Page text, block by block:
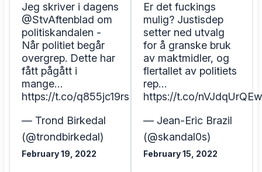
Jeg skriver i dagens
@StvAftenblad om
politiskandalen -
Når politiet begår
overgrep. Dette har
fått pågått i
mange…
https://t.co/q855jc19rs
— Trond Birkedal
(@trondbirkedal)
February 19, 2022
Er det fuckings
mulig? Justisdep
setter ned utvalg
for å granske bruk
av maktmidler, og
flertallet av politiets
rep…
https://t.co/nVJdqUrQEw
— Jean-Eric Brazil
(@skandal0s)
February 15, 2022